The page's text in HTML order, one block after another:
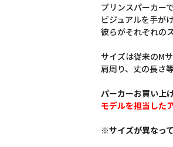
プリンスパーカー
ビジュアルを手が
彼らがそれぞれの
サイズは従来のM
肩周り、丈の長さ
パーカーお買い上
モデルを担当した
※サイズが異なっ